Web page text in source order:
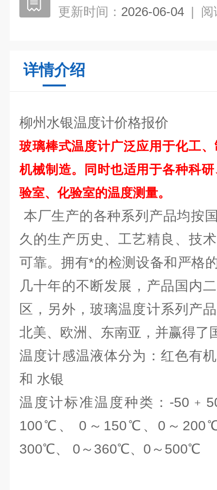
更新时间： 2026-06-04 | 阅
详情介绍
柳州水银温度计价格报价
玻璃棒式温度计广泛应用于化工
机械制造。同时也适用于各种科
验室、化验室的温度测量。
本厂生产的各种系列产品均按
久的生产历史、工艺精良、技
可靠。拥有*的检测设备和严格
几十年的不断发展，产品国内
区，另外，玻璃温度计系列产
北美、欧洲、东南亚，并赢得了
温度计感温液体分为：红色有
和 水银
温度计标准温度种类：-
100℃、 0～150℃、0～
300℃、 0～360℃、0～500℃